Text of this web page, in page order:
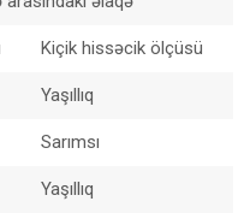
Kiçik hissəcik ölçüsü
Yaşıllıq
Sarımsı
Yaşıllıq